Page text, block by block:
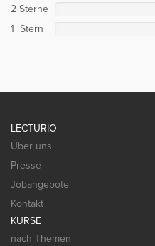
2 Sterne
1 Stern
LECTURIO
Über uns
Presse
Jobangebote
Kontakt
KURSE
nach Themen